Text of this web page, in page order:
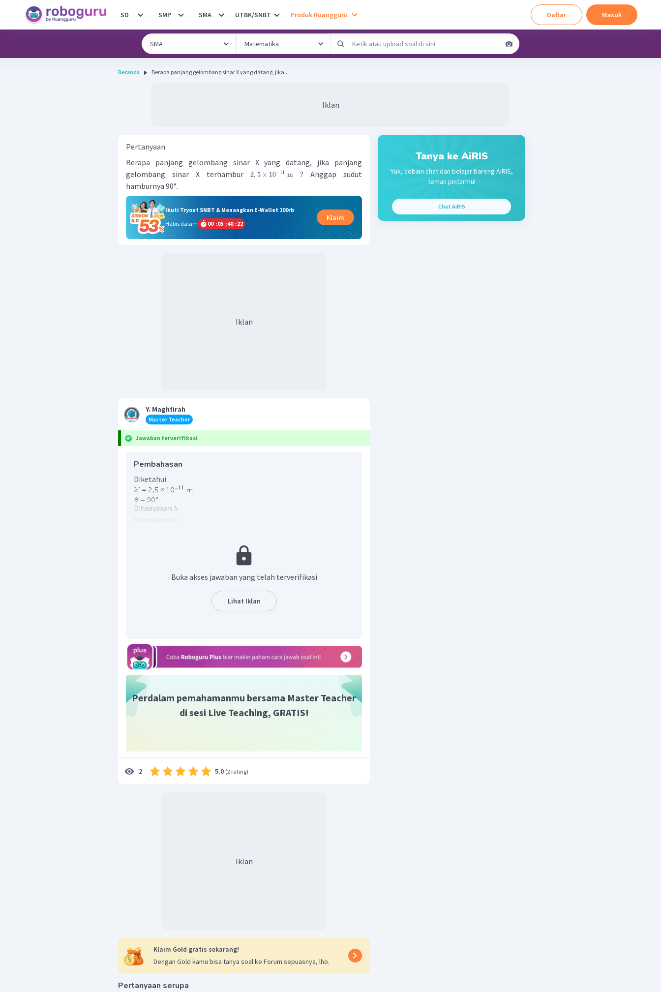
SD SMP SMA UTBK/SNBT Produk Ruangguru Daftar Masuk
Beranda Berapa panjang gelombang sinar X yang datang, jika...
Iklan
Pertanyaan
Berapa panjang gelombang sinar X yang datang, jika panjang
gelombang sinar X terhambur2, 5 × 10−11 m? Anggap sudut
hamburnya 90°.
Ikuti Tryout SNBT & Menangkan E-Wallet 100rb
Habis dalam
00 :05 :40 :22
Klaim
Iklan
Y. Maghfirah
Master Teacher
Jawaban terverifikasi
Pembahasan
Diketahui
Ditanyakan
Penyelesaian
Buka akses jawaban yang telah terverifikasi
Lihat Iklan
Perdalam pemahamanmu bersama Master Teacher
di sesi Live Teaching, GRATIS!
2 5.0 (2 rating)
Iklan
Klaim Gold gratis sekarang!
Dengan Gold kamu bisa tanya soal ke Forum sepuasnya, lho.
Pertanyaan serupa
Tanya ke AiRIS
Yuk, cobain chat dan belajar bareng AiRIS,
teman pintarmu!
Chat AiRIS